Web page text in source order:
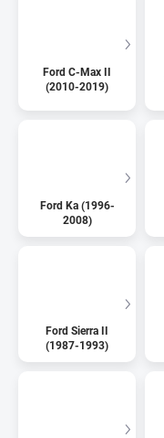
Ford C-Max II
(2010-2019)
Ford Ka (1996-
2008)
Ford Sierra II
(1987-1993)